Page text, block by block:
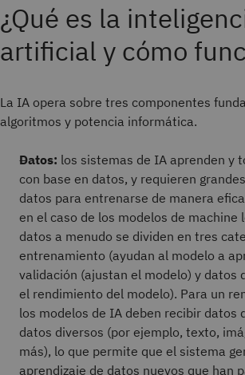
¿Qué es la
artificial y cómo
La IA opera sobre tres componentes
algoritmos y potencia informática.
Datos: los sistemas de IA aprenden y
con base en datos, y requieren
datos para entrenarse de manera
en el caso de los modelos de machine
datos a menudo se dividen en tres
entrenamiento (ayudan al modelo a
validación (ajustan el modelo) y datos
el rendimiento del modelo). Para un
los modelos de IA deben recibir datos
datos diversos (por ejemplo, texto,
más), lo que permite que el sistema
aprendizaje de datos nuevos que han